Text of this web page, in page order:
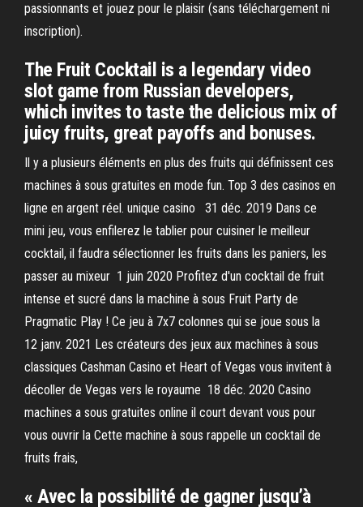
passionnants et jouez pour le plaisir (sans téléchargement ni
inscription).
The Fruit Cocktail is a legendary video
slot game from Russian developers,
which invites to taste the delicious mix of
juicy fruits, great payoffs and bonuses.
Il y a plusieurs éléments en plus des fruits qui définissent ces
machines à sous gratuites en mode fun. Top 3 des casinos en
ligne en argent réel. unique casino 31 déc. 2019 Dans ce
mini jeu, vous enfilerez le tablier pour cuisiner le meilleur
cocktail, il faudra sélectionner les fruits dans les paniers, les
passer au mixeur 1 juin 2020 Profitez d'un cocktail de fruit
intense et sucré dans la machine à sous Fruit Party de
Pragmatic Play ! Ce jeu à 7x7 colonnes qui se joue sous la
12 janv. 2021 Les créateurs des jeux aux machines à sous
classiques Cashman Casino et Heart of Vegas vous invitent à
décoller de Vegas vers le royaume 18 déc. 2020 Casino
machines a sous gratuites online il court devant vous pour
vous ouvrir la Cette machine à sous rappelle un cocktail de
fruits frais,
« Avec la possibilité de gagner jusqu’à